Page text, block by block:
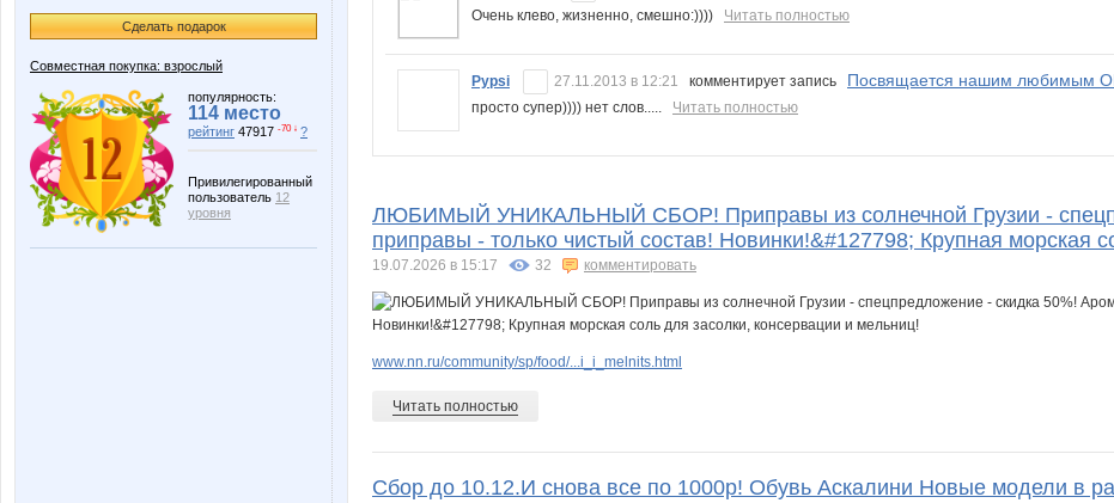
Сделать подарок
Совместная покупка: взрослый
популярность:
114 место
рейтинг 47917 -70 ↓ ?
Привилегированный
пользователь 12
уровня
Очень клево, жизненно, смешно:)))) Читать полностью
Pypsi 27.11.2013 в 12:21 комментирует запись Посвящается нашим любимым
просто супер)))) нет слов..... Читать полностью
ЛЮБИМЫЙ УНИКАЛЬНЫЙ СБОР! Приправы из солнечной Грузии -
приправы - только чистый состав! Новинки!&#127798; Крупная морская
19.07.2026 в 15:17 32 комментировать
www.nn.ru/community/sp/food/...i_i_melnits.html
Читать полностью
Сбор до 10.12.И снова все по 1000р! Обувь Аскалини Новые модели в